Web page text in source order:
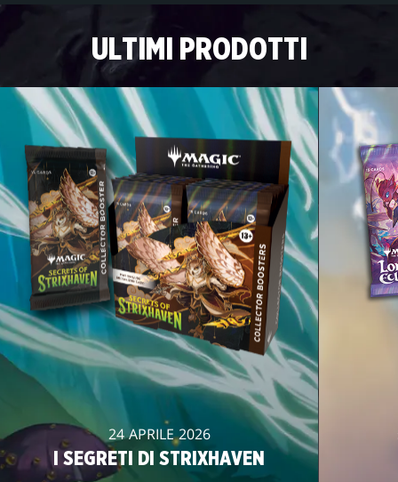
Clicca sull’icona delle Opzioni (l’ingranaggio)
nell’angolo in alto a sinistra della schermata,
poi seleziona Account.
Nella schermata dell’account, seleziona Salta
il tutorial e conferma la tua scelta.
Una volta selezionato il tuo avatar, clicca
l’icona dell’ingranaggio e seleziona Salta la
visita per sbloccare tutte le modalità di
gioco.
ULTIMI PRODOTTI
24 APRILE 2026
I SEGRETI DI STRIXHAVEN